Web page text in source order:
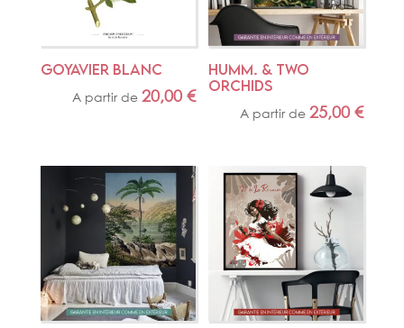
GOYAVIER BLANC
A partir de 20,00 €
HUMM. & TWO
ORCHIDS
A partir de25,00€